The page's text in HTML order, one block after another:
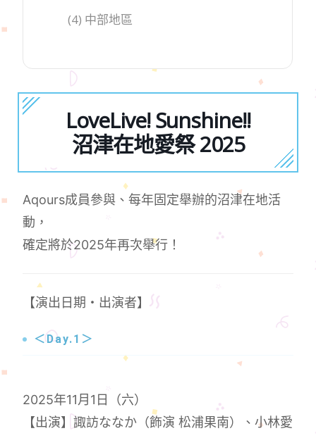
(4) 中部地區
LoveLive! Sunshine!!
沼津在地愛祭 2025
Aqours成員參與、每年固定舉辦的沼津在地活
動，
確定將於2025年再次舉行！
【演出日期・出演者】
＜Day.1＞
2025年11月1日（六）
【出演】諏訪ななか（飾演 松浦果南）、小林愛